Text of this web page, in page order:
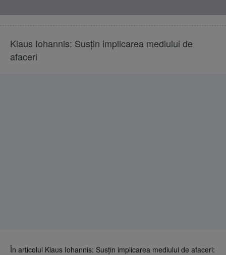
Klaus Iohannis: Susţin implicarea mediului de
afaceri
În articolul Klaus Iohannis: Susţin implicarea mediului de afaceri: